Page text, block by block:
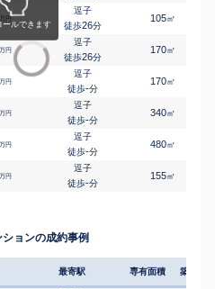
万円
逗子
徒歩26分
105㎡
万円
逗子
徒歩26分
170㎡
万円
逗子
徒歩-分
170㎡
万円
逗子
徒歩-分
340㎡
万円
逗子
徒歩-分
480㎡
万円
逗子
徒歩-分
155㎡
ョンの成約事例
最寄駅 専有面積 築年数